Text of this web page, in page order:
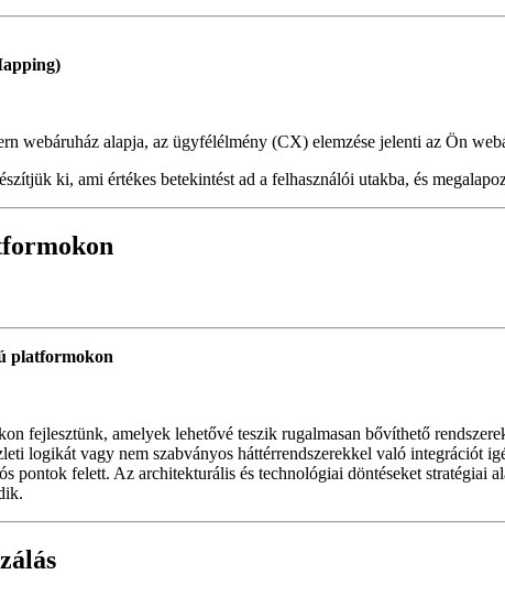
webáruház alapja, az ügyfélélmény (CX) elemzése jelenti az Ön
ki, ami értékes betekintést ad a felhasználói utakba, és
platformokon
fejlesztünk, amelyek lehetővé teszik rugalmasan bővíthető
logikát vagy nem szabványos háttérrendszerekkel való integrációt
pontok felett. Az architekturális és technológiai döntéseket stratégiai